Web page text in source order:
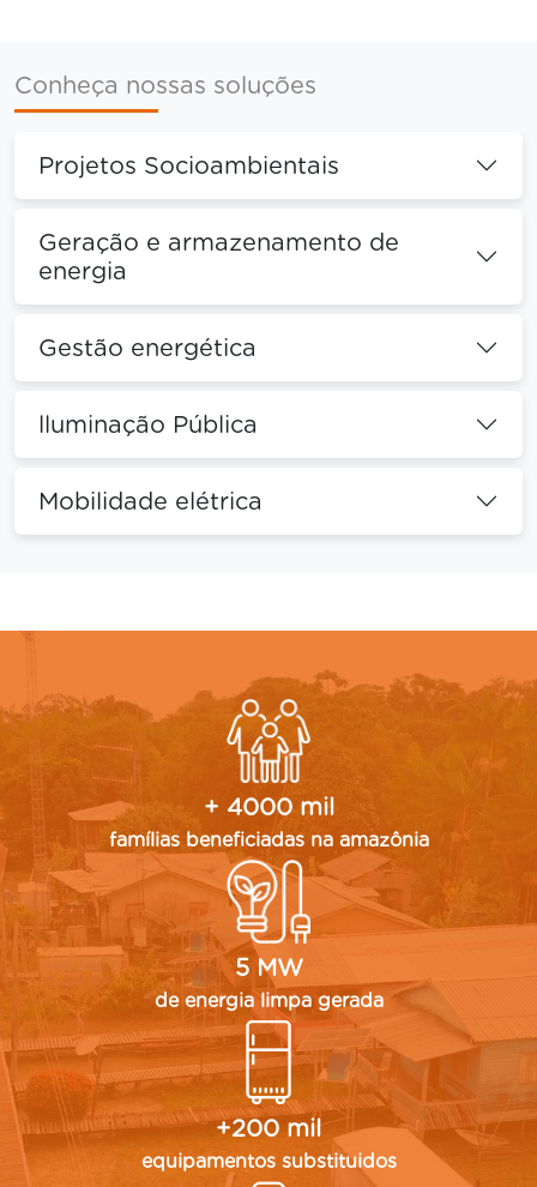
Conheça nossas soluções
Projetos Socioambientais
Geração e armazenamento de
energia
Gestão energética
lluminação Pública
Mobilidade elétrica
+ 4000 mil
famílias beneficiadas na amazônia
5 MW
de energia limpa gerada
+200 mil
equipamentos substituidos